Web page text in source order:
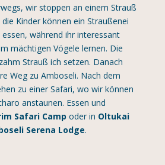
wir stoppen an einem Strauß
Kinder können ein Straußenei
während ihr interessant
mächtigen Vögele lernen. Die
Strauß ich setzen. Danach
Weg zu Amboseli. Nach dem
zu einer Safari, wo wir können
anstaunen. Essen und
Safari Camp oder in Oltukai
Serena Lodge.